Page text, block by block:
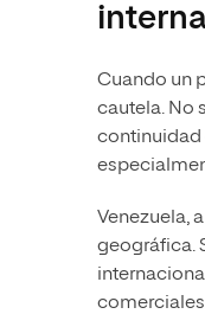
Cuando un
cautela. No
continuidad
Venezuela,
geográfica.
comerciales